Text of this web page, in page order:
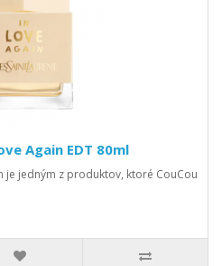
Again EDT 80ml
je jedným z produktov, ktoré CouCou